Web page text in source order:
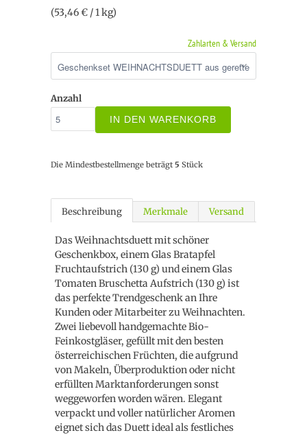
(53,46 € / 1 kg)
Zahlarten & Versand
Anzahl
IN DEN WARENKORB
Die Mindestbestellmenge beträgt 5 Stück
Beschreibung Merkmale Versand
Das Weihnachtsduett mit schöner
Geschenkbox, einem Glas Bratapfel
Fruchtaufstrich (130 g) und einem Glas
Tomaten Bruschetta Aufstrich (130 g) ist
das perfekte Trendgeschenk an Ihre
Kunden oder Mitarbeiter zu Weihnachten.
Zwei liebevoll handgemachte Bio-
Feinkostgläser, gefüllt mit den besten
österreichischen Früchten, die aufgrund
von Makeln, Überproduktion oder nicht
erfüllten Marktanforderungen sonst
weggeworfen worden wären. Elegant
verpackt und voller natürlicher Aromen
eignet sich das Duett ideal als festliches